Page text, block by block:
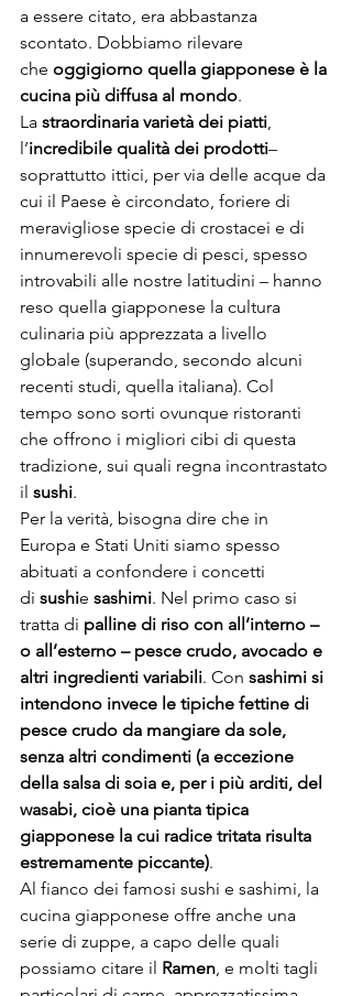
a essere citato, era abbastanza
scontato. Dobbiamo rilevare
che oggigiorno quella giapponese è la
cucina più diffusa al mondo.
La straordinaria varietà dei piatti,
l’incredibile qualità dei prodotti–
soprattutto ittici, per via delle acque da
cui il Paese è circondato, foriere di
meravigliose specie di crostacei e di
innumerevoli specie di pesci, spesso
introvabili alle nostre latitudini – hanno
reso quella giapponese la cultura
culinaria più apprezzata a livello
globale (superando, secondo alcuni
recenti studi, quella italiana). Col
tempo sono sorti ovunque ristoranti
che offrono i migliori cibi di questa
tradizione, sui quali regna incontrastato
il sushi.
Per la verità, bisogna dire che in
Europa e Stati Uniti siamo spesso
abituati a confondere i concetti
di sushie sashimi. Nel primo caso si
tratta di palline di riso con all’interno –
o all’esterno – pesce crudo, avocado e
altri ingredienti variabili. Con sashimi si
intendono invece le tipiche fettine di
pesce crudo da mangiare da sole,
senza altri condimenti (a eccezione
della salsa di soia e, per i più arditi, del
wasabi, cioè una pianta tipica
giapponese la cui radice tritata risulta
estremamente piccante).
Al fianco dei famosi sushi e sashimi, la
cucina giapponese offre anche una
serie di zuppe, a capo delle quali
possiamo citare il Ramen, e molti tagli